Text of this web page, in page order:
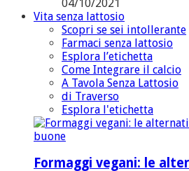
04/10/2021
Vita senza lattosio
Scopri se sei intollerante
Farmaci senza lattosio
Esplora l’etichetta
Come Integrare il calcio
A Tavola Senza Lattosio
di Traverso
Esplora l'etichetta
Formaggi vegani: le